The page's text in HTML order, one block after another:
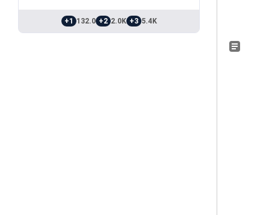
+1 132.0 +2 2.0K +3 5.4K